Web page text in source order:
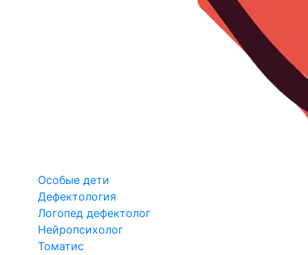
Особые дети
Дефектология
Логопед дефектолог
Нейропсихолог
Томатис